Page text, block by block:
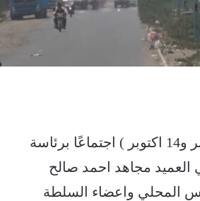
عقدت اللجنة التحضيرية للاحتفاء بأعياد الثورة اليمنية( 26سبتمبر و14 اكتوبر ) اجتماعًا برئاسة
العميد مجاهد احمد صالح
المحلي واعضاء السلطة